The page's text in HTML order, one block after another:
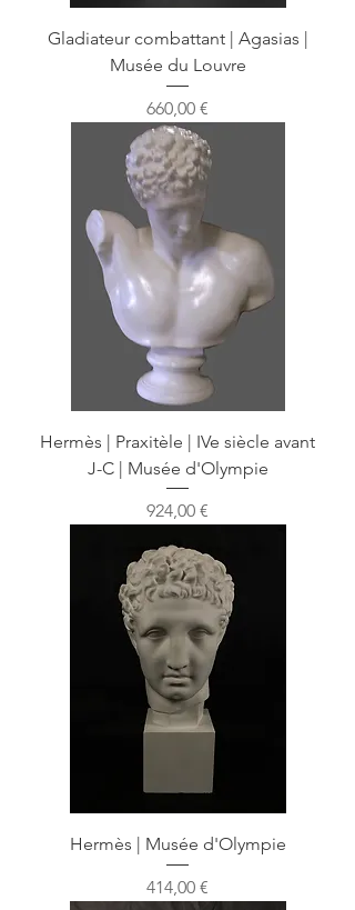
Gladiateur combattant | Agasias |
Musée du Louvre
Prix
660,00 €
Hermès | Praxitèle | IVe siècle avant
J-C | Musée d'Olympie
Prix
924,00 €
Hermès | Musée d'Olympie
Prix
414,00 €